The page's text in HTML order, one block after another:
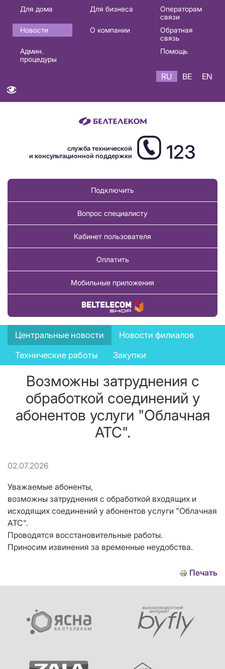
Основная
навигация
RU
Для дома Для бизнеса
Операторам
связи
Новости
О компании
Обратная
связь
Админ.
процедуры
Помощь
RU BE EN
служба технической
и консультационной поддержки
123
Подключить
Вопрос специалисту
Кабинет пользователя
Оплатить
Мобильные приложения
Купить товар
News
menu
Центральные новости
Новости филиалов
Технические работы
Закупки
Возможны затруднения с
обработкой соединений у
абонентов услуги "Облачная
АТС".
02.07.2026
Уважаемые абоненты,
возможны затруднения с обработкой входящих и
исходящих соединений у абонентов услуги "Облачная
АТС".
Проводятся восстановительные работы.
Приносим извинения за временные неудобства.
Печать